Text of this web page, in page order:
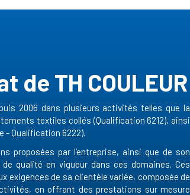
de TH COULEUR
2006 dans plusieurs activités telles que la
textiles collés (Qualification 6212), ainsi
- Qualification 6222).
proposées par l’entreprise, ainsi que de son
qualité en vigueur dans ces domaines. Ces
exigences de sa clientèle variée, composée de
en offrant des prestations sur mesure